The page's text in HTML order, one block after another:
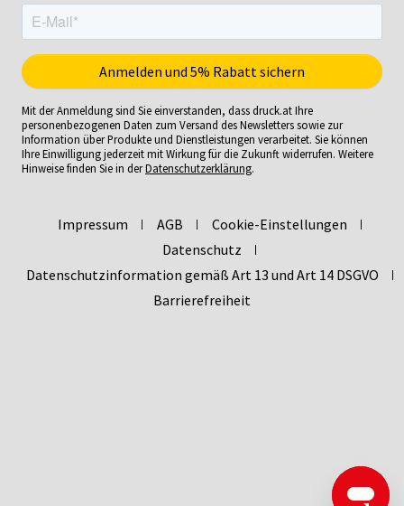
Mit der Anmeldung sind Sie einverstanden, dass druck.at Ihre
personenbezogenen Daten zum Versand des Newsletters sowie zur
Information über Produkte und Dienstleistungen verarbeitet. Sie können
Ihre Einwilligung jederzeit mit Wirkung für die Zukunft widerrufen. Weitere
Hinweise finden Sie in derDatenschutzerklärung.
Impressum AGB
Cookie-Einstellungen
Datenschutz
Datenschutzinformation gemäß Art 13 und Art 14 DSGVO
Barrierefreiheit